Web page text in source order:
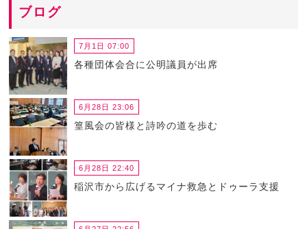
ブログ
7月1日 07:00
各種団体会合に公明議員が出席
6月28日 23:06
篁風会の皆様と詩吟の道を歩む
6月28日 22:40
稲沢市から広げるマイナ救急とドゥーラ支援